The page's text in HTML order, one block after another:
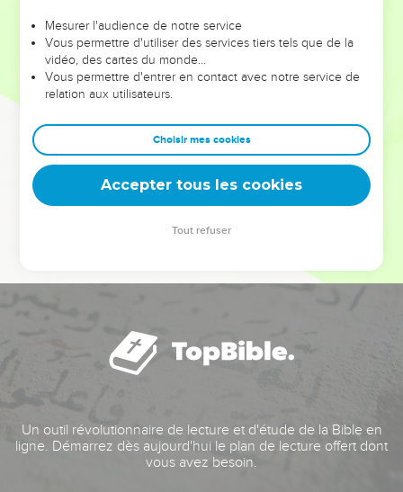
leur foi ou leur vision. Mais on voit moins les doutes, les erreurs
et les saisons difficiles qu'ils ont traversés, alors même que ce
sont elles qui les ont façonnés.
Dans cette conférence, leaders, entrepreneurs, et responsables
clés pour avancer avec plus de sagesse afin que leurs erreurs
deviennent vos tremplins. Que vous guidiez un ministère, une
équipe, un groupe ou une famille, leur expérience est faite
Un outil révolutionnaire de lecture et d'étude de la Bible en
ligne. Démarrez dès aujourd'hui le plan de lecture offert dont
vous avez besoin.
Mesurer l'audience de notre service
Vous permettre d'utiliser des services tiers tels que de la
vidéo, des cartes du monde…
Vous permettre d'entrer en contact avec notre service de
relation aux utilisateurs.
Choisir mes cookies
Accepter tous les cookies
Tout refuser